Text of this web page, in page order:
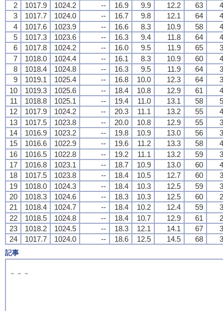
2
1017.9 1024.2 -- 16.9 9.9 12.2 63
3
1017.7 1024.0 -- 16.7 9.8 12.1 64
4
1017.6 1023.9 -- 16.6 8.3 10.9 58
5
1017.3 1023.6 -- 16.3 9.4 11.8 64
6
1017.8 1024.2 -- 16.0 9.5 11.9 65
7
1018.0 1024.4 -- 16.1 8.3 10.9 60
8
1018.4 1024.8 -- 16.3 9.5 11.9 64
9
1019.1 1025.4 -- 16.8 10.0 12.3 64
10
1019.3 1025.6 -- 18.4 10.8 12.9 61
11
1018.8 1025.1 -- 19.4 11.0 13.1 58
12
1017.9 1024.2 -- 20.3 11.1 13.2 55
13
1017.5 1023.8 -- 20.0 10.8 12.9 55
14
1016.9 1023.2 -- 19.8 10.9 13.0 56
15
1016.6 1022.9 -- 19.6 11.2 13.3 58
16
1016.5 1022.8 -- 19.2 11.1 13.2 59
17
1016.8 1023.1 -- 18.7 10.9 13.0 60
18
1017.5 1023.8 -- 18.4 10.5 12.7 60
19
1018.0 1024.3 -- 18.4 10.3 12.5 59
20
1018.3 1024.6 -- 18.3 10.3 12.5 60
21
1018.4 1024.7 -- 18.4 10.2 12.4 59
22
1018.5 1024.8 -- 18.4 10.7 12.9 61
23
1018.2 1024.5 -- 18.3 12.1 14.1 67
24
1017.7 1024.0 -- 18.6 12.5 14.5 68
記事
－－－